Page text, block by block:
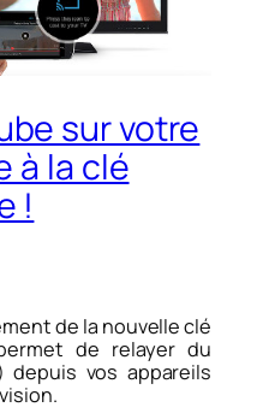
sur votre
à la clé
!
de la nouvelle clé
de relayer du
vos appareils